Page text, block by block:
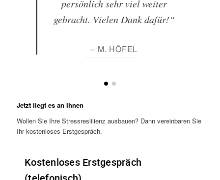
persönlich sehr viel weiter
gebracht. Vielen Dank dafür!“
– M. HÖFEL
Jetzt liegt es an Ihnen
Wollen Sie Ihre Stressreslilienz ausbauen? Dann vereinbaren Sie
Ihr kostenloses Erstgespräch.